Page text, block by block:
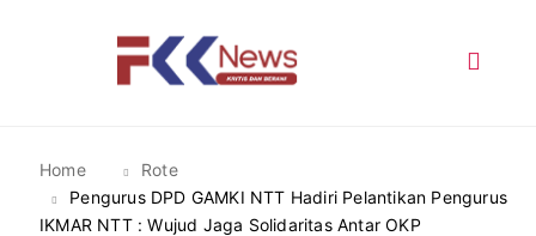
Home
Rote
Pengurus DPD GAMKI NTT Hadiri Pelantikan Pengurus
IKMAR NTT : Wujud Jaga Solidaritas Antar OKP